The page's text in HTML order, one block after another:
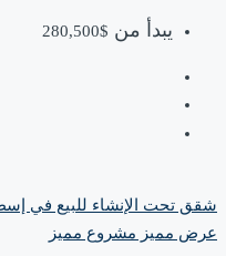
يبدأ من $280,500
شقق تحت الإنشاء للبيع في
عرض مميز مشروع مميز